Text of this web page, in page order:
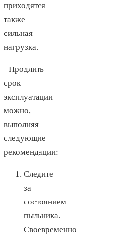
приходятся
также
сильная
нагрузка.
Продлить
срок
эксплуатации
можно,
выполняя
следующие
рекомендации:
Следите
за
состоянием
пыльника.
Своевременно